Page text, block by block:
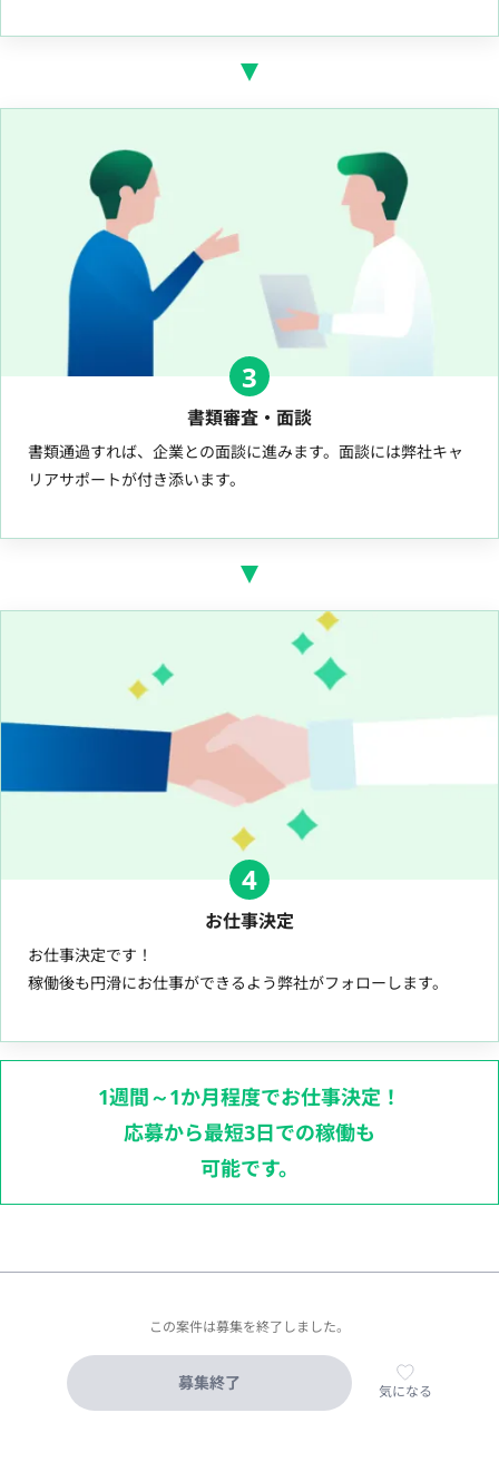
3
書類審査・面談
書類通過すれば、企業との面談に進みます。面談には弊社キャ
リアサポートが付き添います。
4
お仕事決定
お仕事決定です！
稼働後も円滑にお仕事ができるよう弊社がフォローします。
1週間～1か月程度でお仕事決定！
応募から最短3日での稼働も
可能です。
この案件は募集を終了しました。
募集終了 気になる